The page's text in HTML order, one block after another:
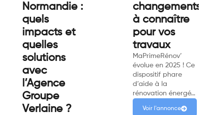
Normandie :
quels
impacts et
quelles
solutions
avec
l’Agence
Groupe
Verlaine ?
changements
à connaître
pour vos
travaux
MaPrimeRénov’
évolue en 2025 ! Ce
dispositif phare
d’aide à la
rénovation énergé…
Voir l'annonce